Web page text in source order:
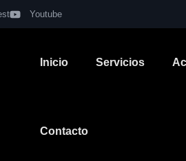
Youtube
Inicio Servicios
Contacto